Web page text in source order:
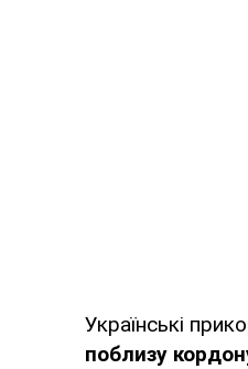
Українські
поблизу